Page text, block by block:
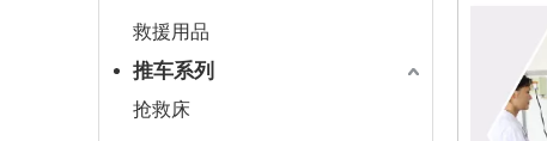
救援用品
推车系列
抢救床